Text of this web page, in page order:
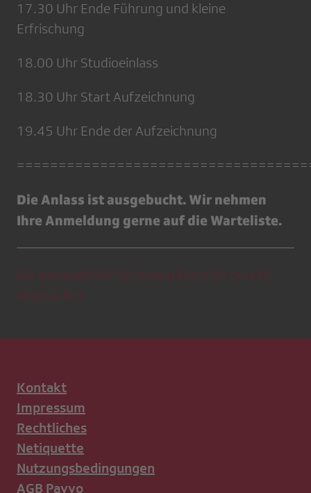
17.30 Uhr Ende Führung und kleine
Erfrischung
18.00 Uhr Studioeinlass
18.30 Uhr Start Aufzeichnung
19.45 Uhr Ende der Aufzeichnung
Die Anlass ist ausgebucht. Wir nehmen
Ihre Anmeldung gerne auf die Warteliste.
Die Anmeldefrist für diesen Event ist bereits
abgelaufen.
Kontakt
Impressum
Rechtliches
Netiquette
Nutzungsbedingungen
AGB Payyo